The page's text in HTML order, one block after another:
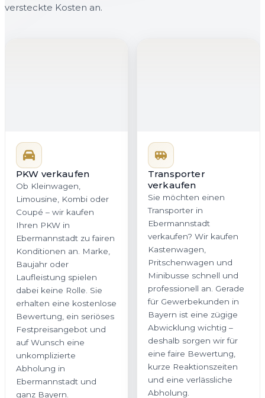
versteckte Kosten an.
PKW verkaufen
Ob Kleinwagen,
Limousine, Kombi oder
Coupé – wir kaufen
Ihren PKW in
Ebermannstadt zu fairen
Konditionen an. Marke,
Baujahr oder
Laufleistung spielen
dabei keine Rolle. Sie
erhalten eine kostenlose
Bewertung, ein seriöses
Festpreisangebot und
auf Wunsch eine
unkomplizierte
Abholung in
Ebermannstadt und
ganz Bayern.
Transporter
verkaufen
Sie möchten einen
Transporter in
Ebermannstadt
verkaufen? Wir kaufen
Kastenwagen,
Pritschenwagen und
Minibusse schnell und
professionell an. Gerade
für Gewerbekunden in
Bayern ist eine zügige
Abwicklung wichtig –
deshalb sorgen wir für
eine faire Bewertung,
kurze Reaktionszeiten
und eine verlässliche
Abholung.